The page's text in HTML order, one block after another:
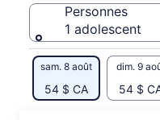
Personnes
1 adolescent
sam. 8 août
54 $ CA
dim. 9
54 $